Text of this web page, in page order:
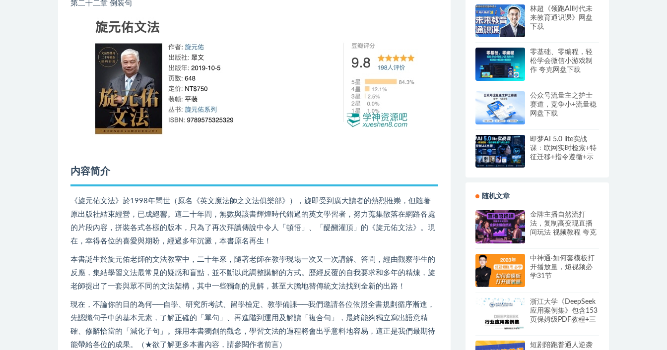
第二十二章 倒装句
内容简介
《旋元佑文法》於1998年問世（原名《英文魔法師之文法俱樂部》），旋即受到廣大讀者的熱烈推崇，但隨著
原出版社結束經營，已成絕響。這二十年間，無數與該書輝煌時代錯過的英文學習者，努力蒐集散落在網路各處
的片段內容，拼裝各式各樣的版本，只為了再次拜讀傳說中令人「頓悟」、「醍醐灌頂」的《旋元佑文法》。現
在，幸得各位的喜愛與期盼，經過多年沉澱，本書原名再生！
本書誕生於旋元佑老師的文法教室中，二十年來，隨著老師在教學現場一次又一次講解、答問，經由觀察學生的
反應，集結學習文法最常見的疑惑和盲點，並不斷以此調整講解的方式。歷經反覆的自我要求和多年的精煉，旋
老師提出了一套與眾不同的文法架構，其中一些獨創的見解，甚至大膽地替傳統文法找到全新的出路！
現在，不論你的目的為何──自學、研究所考試、留學檢定、教學備課──我們邀請各位依照全書規劃循序漸進，
先認識句子中的基本元素，了解正確的「單句」、再進階到運用及解讀「複合句」，最終能夠獨立寫出語意精
確、修辭恰當的「減化子句」。採用本書獨創的觀念，學習文法的過程將會出乎意料地容易，這正是我們最期待
能帶給各位的成果。（★欲了解更多本書內容，請參閱作者前言）
林超《领跑AI时代未
来教育通识课》网盘
下载
零基础、零编程，轻
松学会微信小游戏制
作 夸克网盘下载
公众号流量主之护士
赛道，竞争小+流量稳
网盘下载
即梦AI 5.0 lite实战
课：联网实时检索+特
征迁移+指令遵循+示
随机文章
金牌主播自然流打
法，复制高变现直播
间玩法 视频教程 夸克
中神通·如何套模板打
开播放量，短视频必
学31节
浙江大学《DeepSeek
应用案例集》包含153
页保姆级PDF教程+三
短剧陪跑普通人逆袭